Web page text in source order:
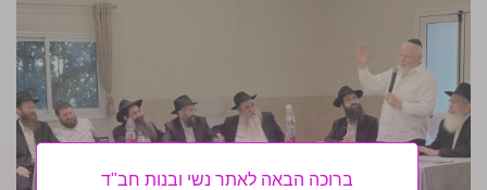
ברוכה הבאה לאתר נשי ובנות חב"ד